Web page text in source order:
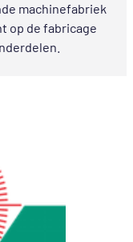
machinefabriek
op de fabricage